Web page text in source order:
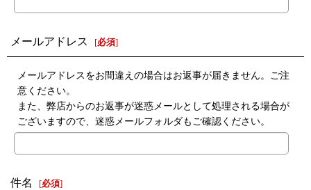
メールアドレス [必須]
メールアドレスをお間違えの場合はお返事が届きません。ご注
意ください。
また、弊店からのお返事が迷惑メールとして処理される場合が
ございますので、迷惑メールフォルダもご確認ください。
件名 [必須]